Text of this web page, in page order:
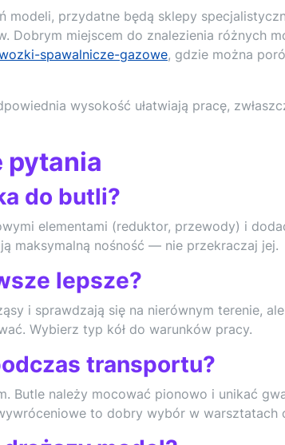
modeli, przydatne będą sklepy
Dobrym miejscem do znalezienia różnych
spawalnicze-gazowe, gdzie można
wysokość ułatwiają pracę,
pytania
do butli?
elementami (reduktor, przewody) i
maksymalną nośność — nie przekraczaj jej.
lepsze?
i sprawdzają się na nierównym terenie,
Wybierz typ kół do warunków pracy.
transportu?
Butle należy mocować pionowo i unikać
to dobry wybór w warsztatach